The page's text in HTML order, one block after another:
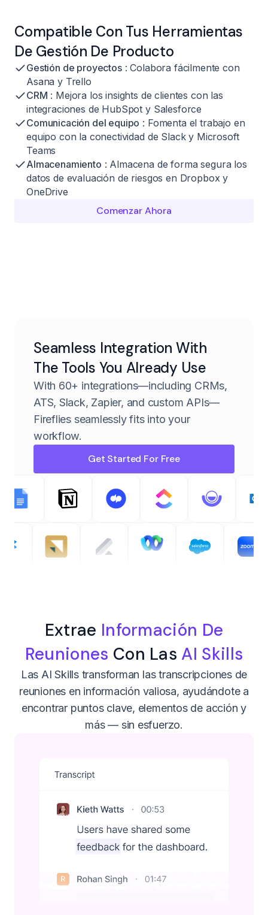
Compatible Con Tus Herramientas
De Gestión De Producto
Gestión de proyectos: Colabora fácilmente con
Asana y Trello
CRM : Mejora los insights de clientes con las
integraciones de HubSpot y Salesforce
Comunicación del equipo : Fomenta el trabajo en
equipo con la conectividad de Slack y Microsoft
Teams
Almacenamiento : Almacena de forma segura los
datos de evaluación de riesgos en Dropbox y
OneDrive
Comenzar Ahora
Seamless Integration With
The Tools You Already Use
With 60+ integrations—including CRMs,
ATS, Slack, Zapier, and custom APIs—
Fireflies seamlessly fits into your
workflow.
Get Started For Free
Extrae Información De
Reuniones Con Las AI Skills
Las AI Skills transforman las transcripciones de
reuniones en información valiosa, ayudándote a
encontrar puntos clave, elementos de acción y
más — sin esfuerzo.